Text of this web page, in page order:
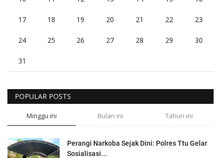
17 18 19 20 21 22 23
24 25 26 27 28 29 30
31
POPULAR POSTS
Minggu ini Bulan ini Tahun ini
Perangi Narkoba Sejak Dini: Polres Ttu Gelar
Sosialisasi...